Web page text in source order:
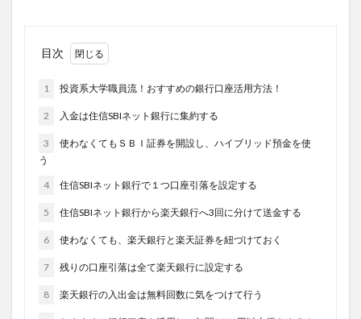
目次
1 投資系大学職員流！おすすめの銀行口座活用方法！
2 入金は住信SBIネット銀行に集約する
3
使わなくてもＳＢＩ証券を開設し、ハイブリッド預金を使
う
4 住信SBIネット銀行で１つ口座引落を設定する
5 住信SBIネット銀行から楽天銀行へ3回に分けて送金する
6 使わなくても、楽天銀行と楽天証券を紐づけておく
7 残りの口座引落は全て楽天銀行に設定する
8 楽天銀行の入出金は無料回数に気をつけて行う